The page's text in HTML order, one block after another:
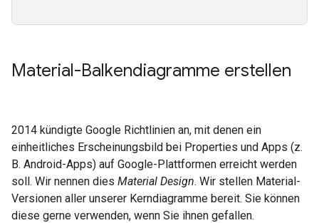
Material-Balkendiagramme erstellen
2014 kündigte Google Richtlinien an, mit denen ein
einheitliches Erscheinungsbild bei Properties und Apps (z.
B. Android-Apps) auf Google-Plattformen erreicht werden
soll. Wir nennen dies Material Design. Wir stellen Material-
Versionen aller unserer Kerndiagramme bereit. Sie können
diese gerne verwenden, wenn Sie ihnen gefallen.